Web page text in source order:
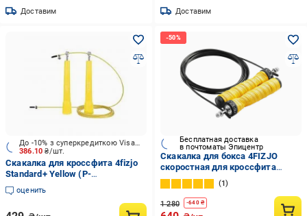
Доставим Доставим
386.10₴/шт.
До -10% з суперкредиткою Visa Вигода
Скакалка для кроссфита 4fizjo
Standard+ Yellow (P-
5907739311535)
оценить
Бесплатная доставка
в почтоматы Эпицентр
Скакалка для бокса 4FIZJO
скоростная для кроссфита
Желтый (373829196)
1
1 280 -640₴